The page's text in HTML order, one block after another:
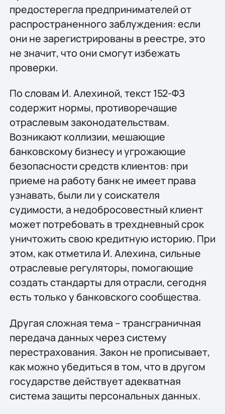
предостерегла предпринимателей от
распространенного заблуждения: если
они не зарегистрированы в реестре, это
не значит, что они смогут избежать
проверки.
По словам И. Алехиной, текст 152-ФЗ
содержит нормы, противоречащие
отраслевым законодательствам.
Возникают коллизии, мешающие
банковскому бизнесу и угрожающие
безопасности средств клиентов: при
приеме на работу банк не имеет права
узнавать, были ли у соискателя
судимости, а недобросовестный клиент
может потребовать в трехдневный срок
уничтожить свою кредитную историю. При
этом, как отметила И. Алехина, сильные
отраслевые регуляторы, помогающие
создать стандарты для отрасли, сегодня
есть только у банковского сообщества.
Другая сложная тема – трансграничная
передача данных через систему
перестрахования. Закон не прописывает,
как можно убедиться в том, что в другом
государстве действует адекватная
система защиты персональных данных.